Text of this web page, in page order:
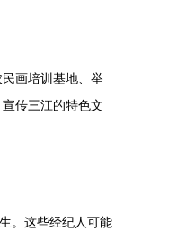
画培训基地、举
传三江的特色文
。这些经纪人可能